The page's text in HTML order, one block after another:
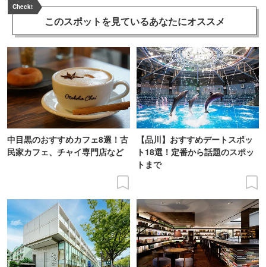
Check!
このスポットを見ているあなたにオススメ
中目黒のおすすめカフェ8選！古
民家カフェ、チャイ専門店など
【品川】おすすめデートスポッ
ト18選！定番から話題のスポッ
トまで